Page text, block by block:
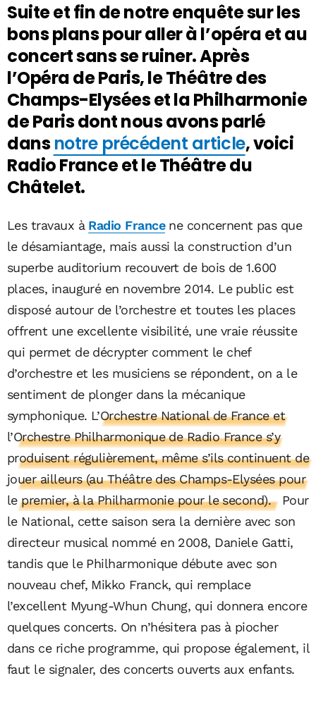
Suite et fin de notre enquête sur les
bons plans pour aller à l’opéra et au
concert sans se ruiner. Après
l’Opéra de Paris, le Théâtre des
Champs-Elysées et la Philharmonie
de Paris dont nous avons parlé
dansnotre précédent article, voici
Radio France et le Théâtre du
Châtelet.
Les travaux à Radio Francene concernent pas que
le désamiantage, mais aussi la construction d’un
superbe auditorium recouvert de bois de 1.600
places, inauguré en novembre 2014. Le public est
disposé autour de l’orchestre et toutes les places
offrent une excellente visibilité, une vraie réussite
qui permet de décrypter comment le chef
d’orchestre et les musiciens se répondent, on a le
sentiment de plonger dans la mécanique
symphonique. L’Orchestre National de France et
l’Orchestre Philharmonique de Radio France s’y
produisent régulièrement, même s’ils continuent de
jouer ailleurs (au Théâtre des Champs-Elysées pour
le premier, à la Philharmonie pour le second). Pour
le National, cette saison sera la dernière avec son
directeur musical nommé en 2008, Daniele Gatti,
tandis que le Philharmonique débute avec son
nouveau chef, Mikko Franck, qui remplace
l’excellent Myung-Whun Chung, qui donnera encore
quelques concerts. On n’hésitera pas à piocher
dans ce riche programme, qui propose également, il
faut le signaler, des concerts ouverts aux enfants.